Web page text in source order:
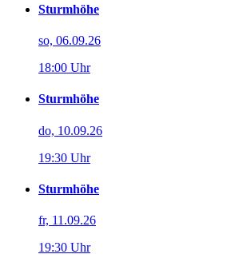
Sturmhöhe
so, 06.09.26
18:00 Uhr
Sturmhöhe
do, 10.09.26
19:30 Uhr
Sturmhöhe
fr, 11.09.26
19:30 Uhr